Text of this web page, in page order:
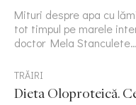
Mituri despre apa cu
tot timpul pe marele
doctor Mela Stanculete…
TRĂIRI
Dieta Oloproteică.